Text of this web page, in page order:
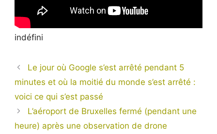
indéfini
Le jour où Google s’est arrêté pendant 5
minutes et où la moitié du monde s’est arrêté :
voici ce qui s’est passé
L’aéroport de Bruxelles fermé (pendant une
heure) après une observation de drone